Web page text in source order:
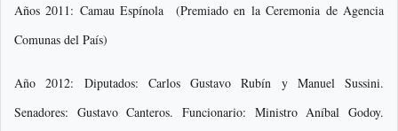
Años 2011: Camau Espínola (Premiado en la Ceremonia de Agencia
Comunas del País)
Año 2012: Diputados: Carlos Gustavo Rubín y Manuel Sussini.
Senadores: Gustavo Canteros. Funcionario: Ministro Aníbal Godoy.